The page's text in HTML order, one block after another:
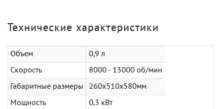
Технические характеристики
Объем 0,9 л
Скорость 8000 - 13000 об/мин
Габаритные размеры 260х510х580мм
Мощность 0,3 кВт